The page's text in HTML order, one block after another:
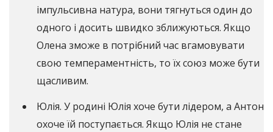
імпульсивна натура, вони тягнуться один до
одного і досить швидко зближуються. Якщо
Олена зможе в потрібний час вгамовувати
свою темпераментність, то їх союз може бути
щасливим.
Юлія. У родині Юлія хоче бути лідером, а Антон
охоче їй поступається. Якщо Юлія не стане